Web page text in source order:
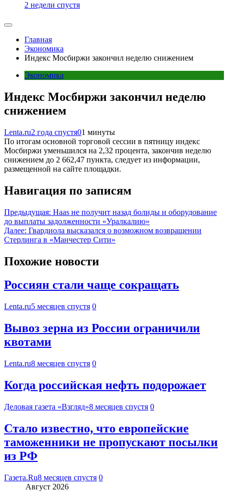
2 недели спустя
Главная
Экономика
Индекс Мосбиржи закончил неделю снижением
Экономика
Индекс Мосбиржи закончил неделю
снижением
Lenta.ru2 года спустя01 минуты
По итогам основной торговой сессии в пятницу индекс
Мосбиржи уменьшился на 2,32 процента, закончив неделю
снижением до 2 662,47 пункта, следует из информации,
размещенной на сайте площадки.
Навигация по записям
Предыдущая: Haas не получит назад болиды и оборудование
до выплаты задолженности «Уралкалию»
Далее: Гвардиола высказался о возможном возвращении
Стерлинга в «Манчестер Сити»
Похожие новости
Россиян стали чаще сокращать
Lenta.ru5 месяцев спустя 0
Вывоз зерна из России ограничили
квотами
Lenta.ru8 месяцев спустя 0
Когда российская нефть подорожает
Деловая газета «Взгляд»8 месяцев спустя 0
Стало известно, что европейские
таможенники не пропускают посылки
из РФ
Газета.Ru8 месяцев спустя 0
Август 2026